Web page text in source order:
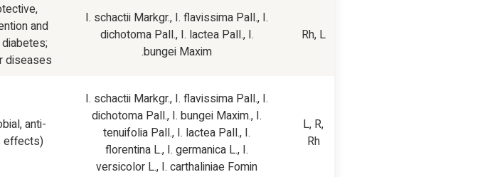
Rh, L
I. schactii Markgr., I. flavissima Pall., I.
dichotomaPall., I. lacteaPall., I.
bungei Maxim.
and
diseases.
L, R,
Rh
I. schactii Markgr., I. flavissima Pall., I.
dichotoma Pall., I. bungei Maxim., I.
tenuifolia Pall., I. lactea Pall., I.
florentina L., I. germanica L., I.
versicolor L., I. carthaliniae Fomin
anti-